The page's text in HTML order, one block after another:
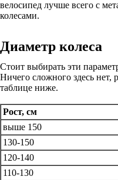
велосипед лучше всего с
колесами.
Диаметр колеса
Стоит выбирать эти
Ничего сложного здесь нет,
таблице ниже.
Рост, см
выше 150
130-150
120-140
110-130